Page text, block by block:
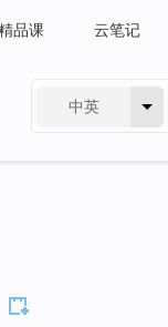
品课 云笔记
中英